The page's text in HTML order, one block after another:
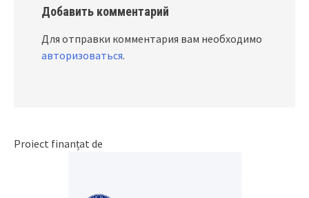
Добавить комментарий
Для отправки комментария вам необходимо
авторизоваться.
Proiect finanțat de